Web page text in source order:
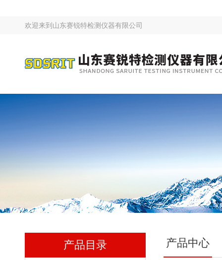
欢迎来到 山东赛锐特检测仪器有限公司
产品目录 产品中心